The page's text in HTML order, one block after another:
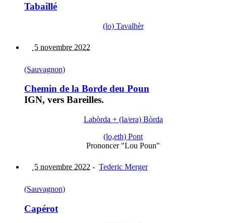
Tabaillé
(lo) Tavalhèr
5 novembre 2022
(Sauvagnon)
Chemin de la Borde deu Poun
IGN, vers Bareilles.
Labòrda + (la/era) Bòrda
(lo,eth) Pont
Prononcer "Lou Poun"
5 novembre 2022 - Tederic Merger
(Sauvagnon)
Capérot